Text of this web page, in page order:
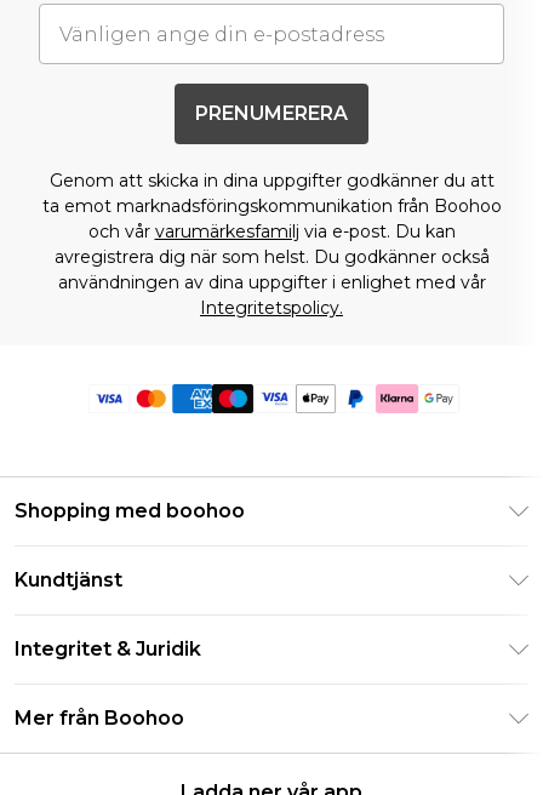
PRENUMERERA
Genom att skicka in dina uppgifter godkänner du att
ta emot marknadsföringskommunikation från Boohoo
och vår varumärkesfamilj via e-post. Du kan
avregistrera dig när som helst. Du godkänner också
användningen av dina uppgifter i enlighet med vår
Integritetspolicy.
Shopping med boohoo
Studentrabatt - UNiDAYS
Boohoo-appen
Storleksguide
Kundtjänst
Leveransinformation
Returnerar information
Integritet & Juridik
Integritetspolicy
Mer från Boohoo